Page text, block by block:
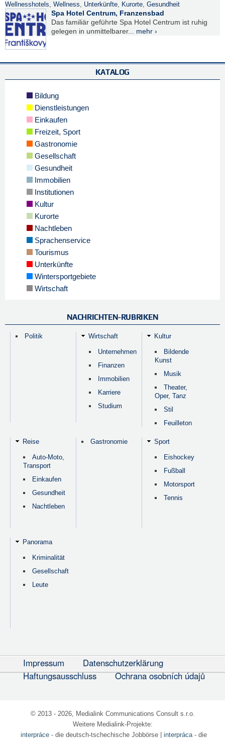
Wellnesshotels, Wellness, Unterkünfte, Kurorte, Gesundheit
Spa Hotel Centrum, Franzensbad
Das familiär geführte Spa Hotel Centrum ist ruhig
gelegen in unmittelbarer... mehr ›
KATALOG
Bildung
Dienstleistungen
Einkaufen
Freizeit, Sport
Gastronomie
Gesellschaft
Gesundheit
Immobilien
Institutionen
Kultur
Kurorte
Nachtleben
Sprachenservice
Tourismus
Unterkünfte
Wintersportgebiete
Wirtschaft
NACHRICHTEN-RUBRIKEN
Politik Wirtschaft
Unternehmen
Finanzen
Immobilien
Karriere
Studium
Kultur
Bildende
Kunst
Musik
Theater,
Oper, Tanz
Stil
Feuilleton
Reise
Auto-Moto,
Transport
Einkaufen
Gesundheit
Nachtleben
Gastronomie Sport
Eishockey
Fußball
Motorsport
Tennis
Panorama
Kriminalität
Gesellschaft
Leute
Impressum
Datenschutzerklärung
Haftungsausschluss
Ochrana osobních údajů
© 2013 - 2026, Medialink Communications Consult s.r.o.
Weitere Medialink-Projekte:
interpráce- die deutsch-tschechische Jobbörse| interpráca- die